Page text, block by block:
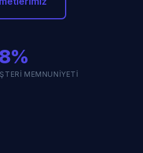
MEMNUNIYETI